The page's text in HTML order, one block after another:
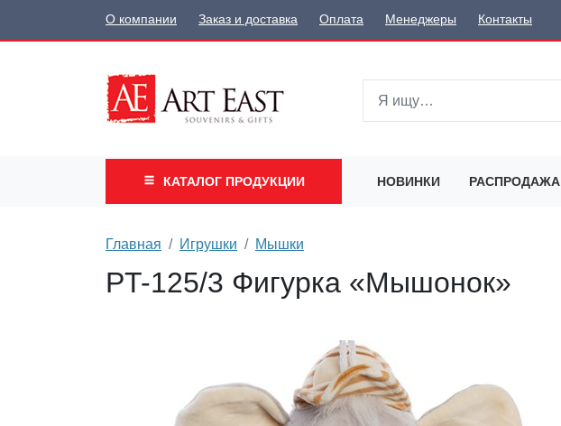
О компании Заказ и доставка Оплата Менеджеры Контакты
КАТАЛОГ ПРОДУКЦИИ НОВИНКИ РАСПРОДАЖА
Главная Игрушки Мышки
PT-125/3 Фигурка «Мышонок»